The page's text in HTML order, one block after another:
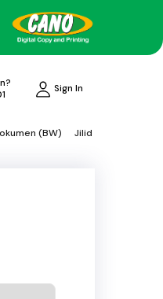
Sign In
(BW) Jilid